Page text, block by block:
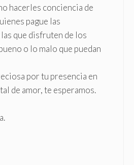
hacerles conciencia de
pague las
que disfruten de los
o lo malo que puedan
por tu presencia en
de amor, te esperamos.